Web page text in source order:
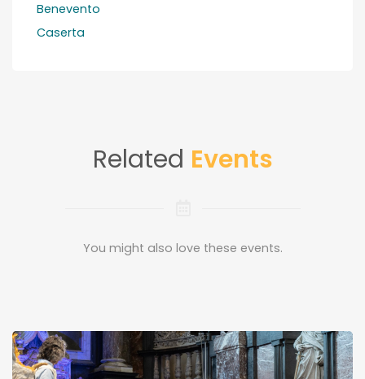
Benevento
Caserta
Related Events
You might also love these events.